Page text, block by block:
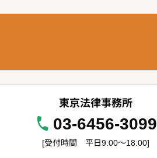
東京法律事務所
03-6456-3099
[受付時間 平日9:00～18:00]